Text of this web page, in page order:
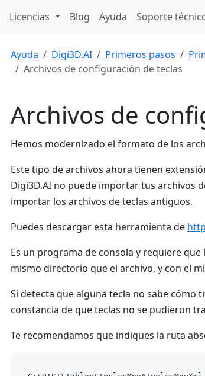
Licencias Blog Ayuda Soporte
Ayuda Digi3D.AI Primeros pasos
Archivos de configuración de teclas
Archivos de
Hemos modernizado el formato de los
Este tipo de archivos ahora tienen
Digi3D.AI no puede importar tus archivos
importar los archivos de teclas antiguos.
Puedes descargar esta herramienta de
Es un programa de consola y requiere
mismo directorio que el archivo, y con el
Si detecta que alguna tecla no sabe cómo
constancia de que teclas no se pudieron
Te recomendamos que indiques la ruta